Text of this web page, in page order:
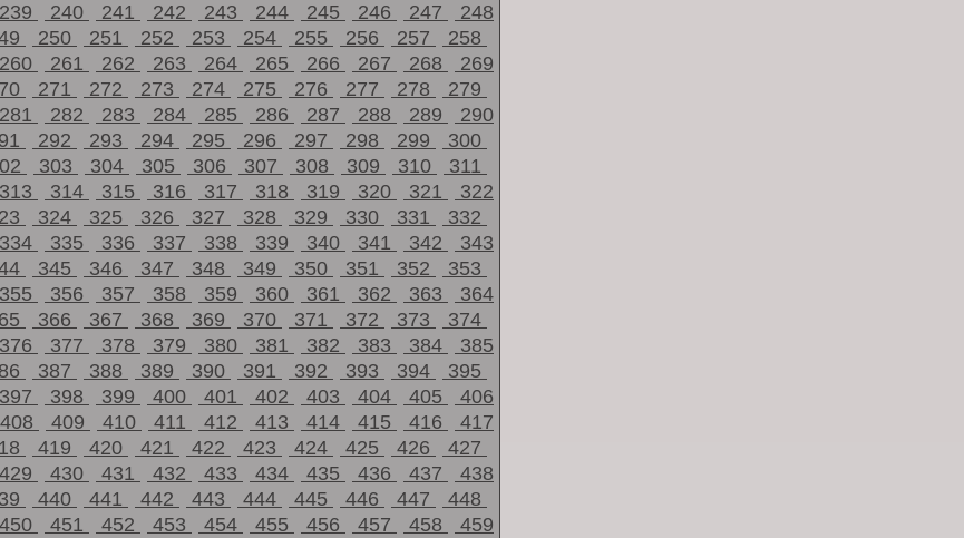
239 240 241 242 243 244 245 246 247
248
250 251 252 253 254 255 256 257
258
260 261 262 263 264 265 266 267 268
269
271 272 273 274 275 276 277 278
279
281 282 283 284 285 286 287 288 289
290
292 293 294 295 296 297 298 299
300
303 304 305 306 307 308 309 310
311
313 314 315 316 317 318 319 320 321
322
324 325 326 327 328 329 330 331
332
334 335 336 337 338 339 340 341 342
343
345 346 347 348 349 350 351 352
353
355 356 357 358 359 360 361 362 363
364
366 367 368 369 370 371 372 373
374
376 377 378 379 380 381 382 383 384
385
387 388 389 390 391 392 393 394
395
397 398 399 400 401 402 403 404 405
406
408 409 410 411 412 413 414 415 416
417
419 420 421 422 423 424 425 426
427
429 430 431 432 433 434 435 436 437
438
440 441 442 443 444 445 446 447
448
450 451 452 453 454 455 456 457 458
459